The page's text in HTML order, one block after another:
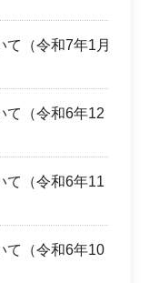
て（令和7年1月
て（令和6年12
て（令和6年11
て（令和6年10